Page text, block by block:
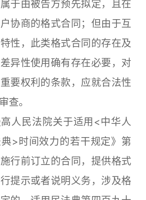
于由被告方预先拟定，且在
协商的格式合同；但由于互
性，此类格式合同的存在及
异性使用确有存在必要，对
要权利的条款，应就合法性
查。
民法院关于适用<中华人
>时间效力的若干规定》第
行前订立的合同，提供格式
提示或者说明义务，涉及格